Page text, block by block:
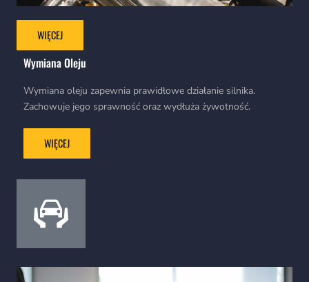
WIĘCEJ
Wymiana Oleju
Wymiana oleju zapewnia prawidłowe działanie silnika.
Zachowuje jego sprawność oraz wydłuża żywotność.
WIĘCEJ